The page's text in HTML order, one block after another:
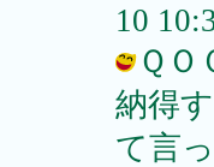
10
ＱＯ
納得
て言